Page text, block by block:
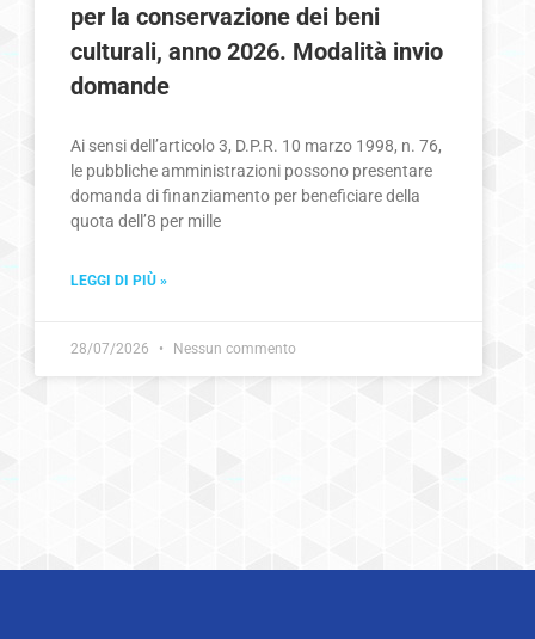
per la conservazione dei beni
culturali, anno 2026. Modalità invio
domande
Ai sensi dell’articolo 3, D.P.R. 10 marzo 1998, n. 76,
le pubbliche amministrazioni possono presentare
domanda di finanziamento per beneficiare della
quota dell’8 per mille
LEGGI DI PIÙ »
28/07/2026 Nessun commento